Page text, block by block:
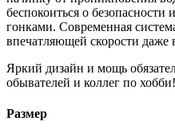
беспокоиться о
гонками. Современная
впечатляющей скорости даже
Яркий дизайн и мощь
обывателей и коллег по хобби!
Размер